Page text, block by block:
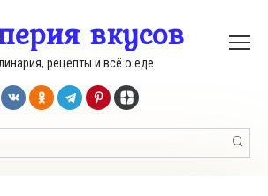
вкусов
рецепты и всё о еде